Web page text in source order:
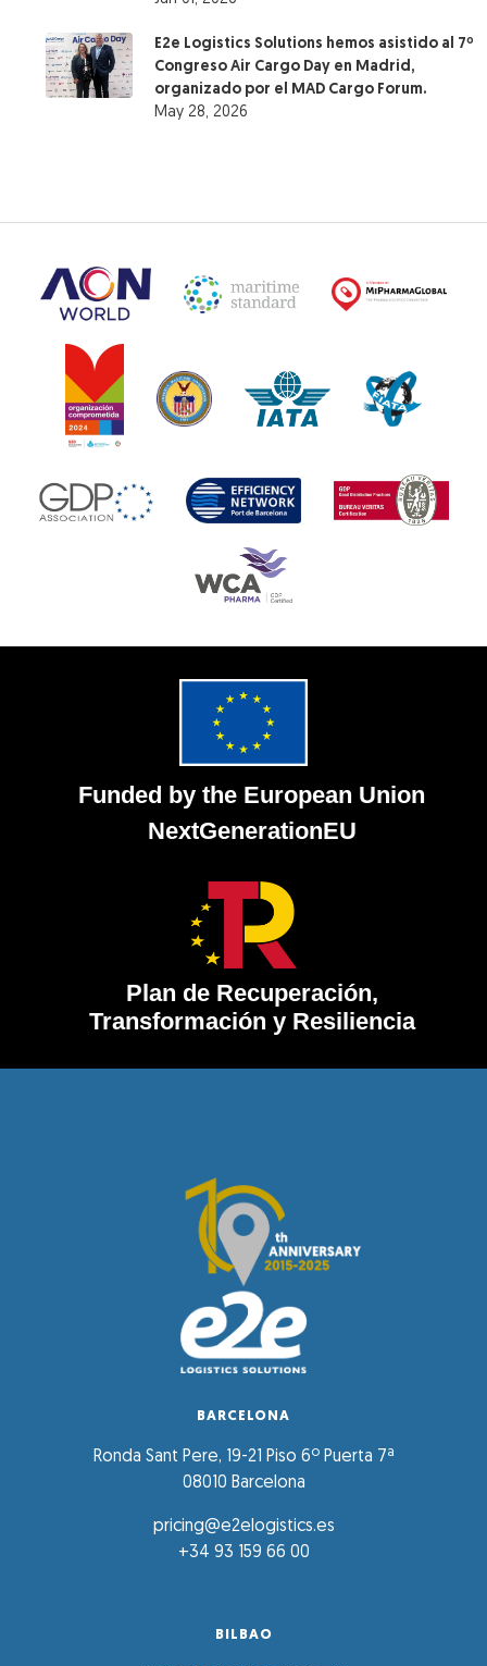
E2e Logistics Solutions hemos asistido al 7º
Congreso Air Cargo Day en Madrid,
organizado por el MAD Cargo Forum.
May 28, 2026
Funded by the European Union
NextGenerationEU
Plan de Recuperación,
Transformación y Resiliencia
BARCELONA
Ronda Sant Pere, 19-21 Piso 6º Puerta 7ª
08010 Barcelona
pricing@e2elogistics.es
+34 93 159 66 00
BILBAO